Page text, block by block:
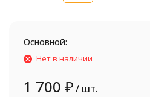
Основной:
Нет в наличии
1 700 ₽/ шт.